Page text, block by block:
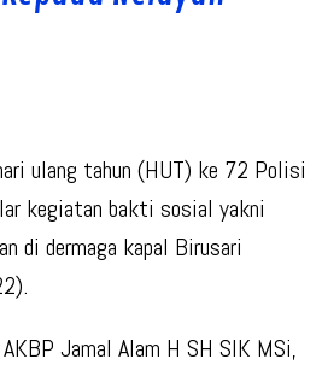
ulang tahun (HUT) ke 72 Polisi
kegiatan bakti sosial yakni
di dermaga kapal Birusari
Jamal Alam H SH SIK MSi,